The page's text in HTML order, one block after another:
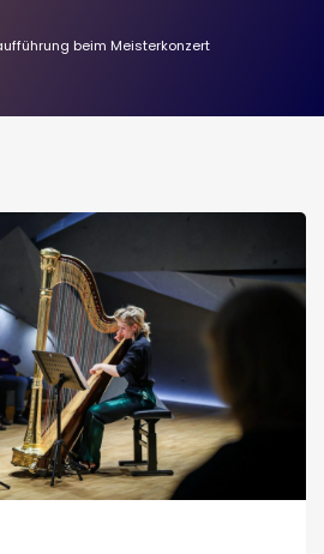
beim Meisterkonzert